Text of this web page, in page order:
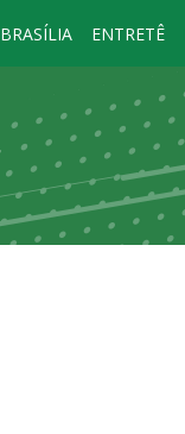
BRASÍLIA ENTRETÊ